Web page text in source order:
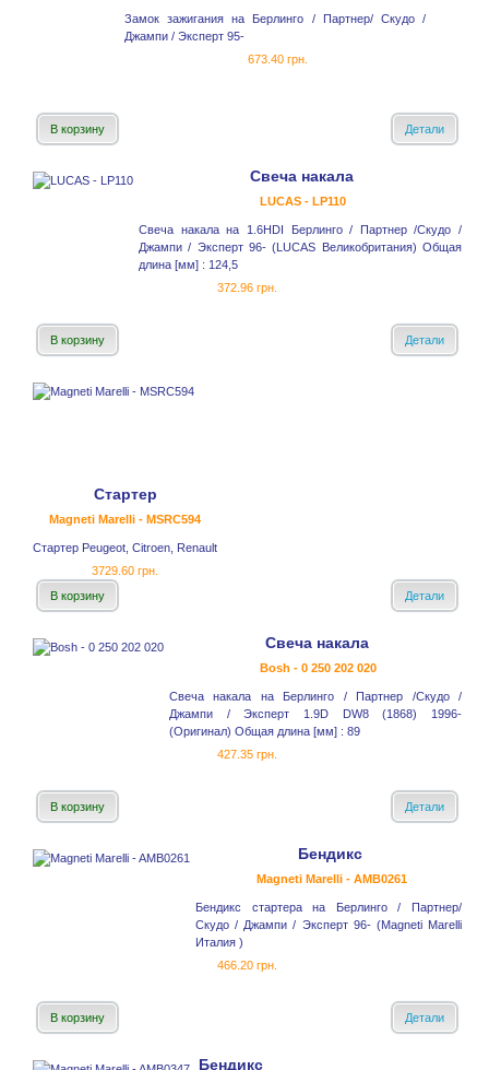
Замок зажигания на Берлинго / Партнер/ Скудо /
Джампи / Эксперт 95-
673.40 грн.
В корзину Детали
Свеча накала
LUCAS - LP110
Свеча накала на 1.6HDI Берлинго / Партнер /Скудо /
Джампи / Эксперт 96- (LUCAS Великобритания) Общая
длина [мм] : 124,5
372.96 грн.
В корзину Детали
Стартер
Magneti Marelli - MSRC594
Стартер Peugeot, Citroen, Renault
3729.60 грн.
В корзину
Детали
Свеча накала
Bosh - 0 250 202 020
Свеча накала на Берлинго / Партнер /Скудо /
Джампи / Эксперт 1.9D DW8 (1868) 1996-
(Оригинал) Общая длина [мм] : 89
427.35 грн.
В корзину Детали
Бендикс
Magneti Marelli - AMB0261
Бендикс стартера на Берлинго / Партнер/
Скудо / Джампи / Эксперт 96- (Magneti Marelli
Италия )
466.20 грн.
В корзину Детали
Бендикс